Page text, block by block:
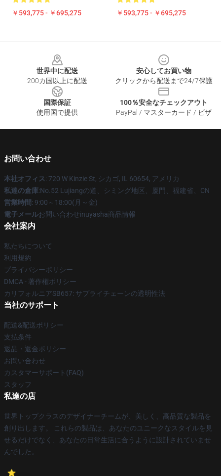
￥593,775 - ￥695,275 ￥593,775 - ￥695,275
世界中に配送
200カ国以上に配送
安心してお買い物
クリックから配送まで24/7保護
国際保証
使用国で提供
100％安全なチェックアウト
PayPal / マスターカード / ビザ
お問い合わせ
本社オフィス: 720 W Kinzie St, シカゴ, IL 60654, アメリカ
私達の倉庫:No.52 Lujiangの道、シミング地区、厦門、福建省、CN
営業時間: 9:00～18:00(月～金)
電子メールお問い合わせinuyasha商品情報
会社案内
私たちについて
利用規約
プライバシーポリシー
DMCA - 著作権ポリシー
カリフォルニアSB657: サプライチェーンの透明性法
当社のサポート
配送&配送ポリシー
支払条件
返品・返金ポリシー
お問い合わせ
カスタマーサポート(FAQ)
スタッフ
私達の店
世界トップクラスのデザイナーチームが、美しく、高品質な製品を
創り出します。 これらの製品は、あなたのユニークなスタイルを見
せるだけでなく、あなたの日常生活に合うように設計されていませ
んでした。